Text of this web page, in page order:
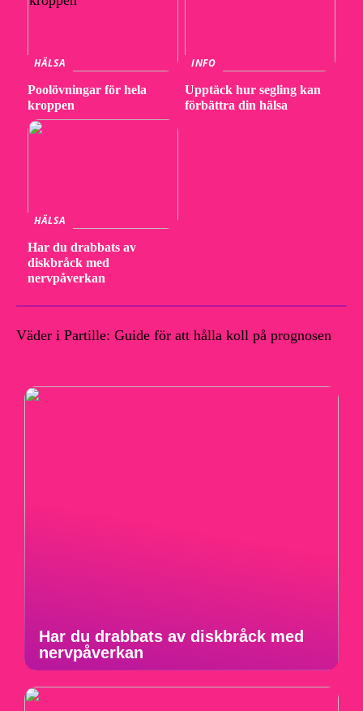
HÄLSA
Poolövningar för hela
kroppen
INFO
Upptäck hur segling kan
förbättra din hälsa
HÄLSA
Har du drabbats av
diskbråck med
nervpåverkan
Väder i Partille: Guide för att hålla koll på prognosen
Har du drabbats av diskbråck med
nervpåverkan